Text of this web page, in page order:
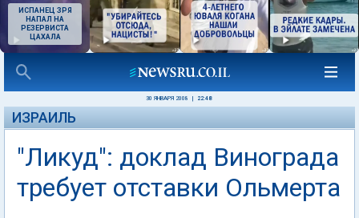
ИСПАНЕЦ ЗРЯ
НАПАЛ НА
РЕЗЕРВИСТА
ЦАХАЛА
30 ЯНВАРЯ 2008 22:48
ИЗРАИЛЬ
"Ликуд": доклад Винограда
требует отставки Ольмерта